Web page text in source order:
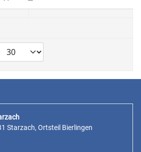
Starzach, Ortsteil Bierlingen